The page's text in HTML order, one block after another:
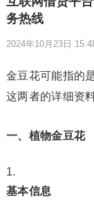
务热线
2024年10月23日
金豆花可能指的
这两者的详细资
一、植物金豆花
基本信息